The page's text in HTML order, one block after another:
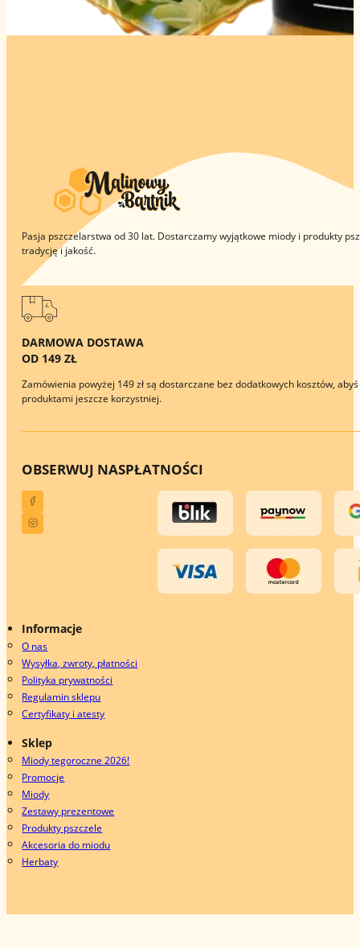
Pasja pszczelarstwa od 30 lat. Dostarczamy wyjątkowe miody i produkty
tradycję i jakość.
DARMOWA DOSTAWA
OD 149 ZŁ
Zamówienia powyżej 149 zł są dostarczane bez dodatkowych kosztów,
produktami jeszcze korzystniej.
OBSERWUJ NASPŁATNOŚCI
Informacje
O nas
Wysyłka, zwroty, płatności
Polityka prywatności
Regulamin sklepu
Certyfikaty i atesty
Sklep
Miody tegoroczne 2026!
Promocje
Miody
Zestawy prezentowe
Produkty pszczele
Akcesoria do miodu
Herbaty